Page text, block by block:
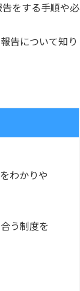
をする手順や必
告について知り
わかりや
う制度を